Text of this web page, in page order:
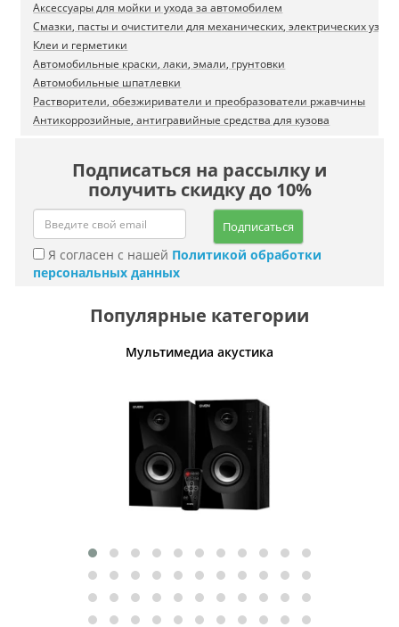
Аксессуары для мойки и ухода за автомобилем
Смазки, пасты и очистители для механических, электрических узлов
Клеи и герметики
Автомобильные краски, лаки, эмали, грунтовки
Автомобильные шпатлевки
Растворители, обезжириватели и преобразователи ржавчины
Антикоррозийные, антигравийные средства для кузова
Подписаться на рассылку и
получить скидку до 10%
Подписаться
Я согласен с нашей Политикой обработки
персональных данных
Популярные категории
Мультимедиа акустика